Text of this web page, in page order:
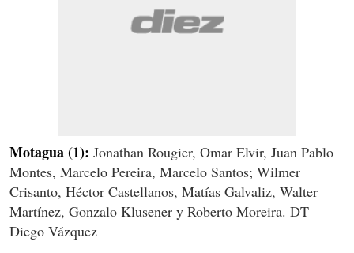
Motagua (1): Jonathan Rougier, Omar Elvir, Juan Pablo
Montes, Marcelo Pereira, Marcelo Santos; Wilmer
Crisanto, Héctor Castellanos, Matías Galvaliz, Walter
Martínez, Gonzalo Klusener y Roberto Moreira. DT
Diego Vázquez